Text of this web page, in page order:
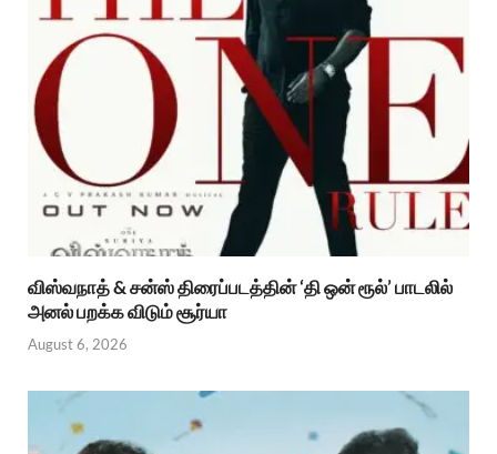
விஸ்வநாத் & சன்ஸ் திரைப்படத்தின் ‘தி ஒன் ரூல்’ பாடலில்
அனல் பறக்க விடும் சூர்யா
August 6, 2026